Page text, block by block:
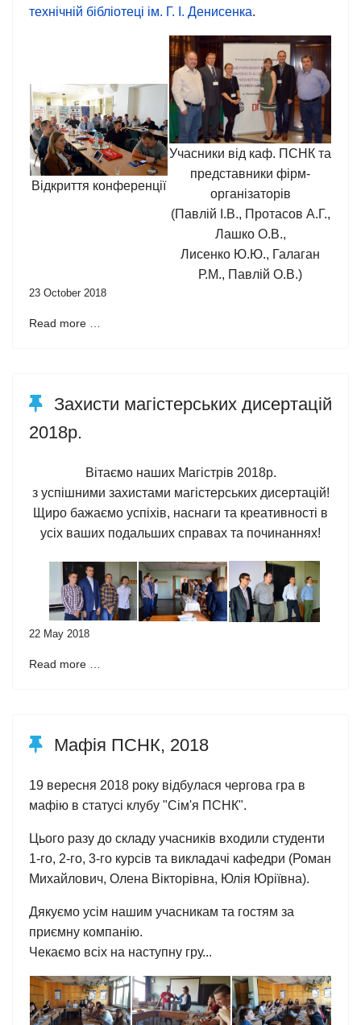
технічній бiблiотеці ім. Г. І. Денисенка.
Відкриття конференції
Учасники від каф. ПСНК та
представники фірм-
організаторів
(Павлій І.В., Протасов А.Г.,
Лашко О.В.,
Лисенко Ю.Ю., Галаган
Р.М., Павлій О.В.)
23 October 2018
Read more …
Захисти магістерських дисертацій
2018р.
Вітаємо наших Магістрів 2018р.
з успішними захистами магістерських дисертацій!
Щиро бажаємо успіхів, наснаги та креативності в
усіх ваших подальших справах та починаннях!
22 May 2018
Read more …
Мафія ПСНК, 2018
19 вересня 2018 року відбулася чергова гра в
мафію в статусі клубу "Сім'я ПСНК".
Цього разу до складу учасників входили студенти
1-го, 2-го, 3-го курсів та викладачі кафедри (Роман
Михайлович, Олена Вікторівна, Юлія Юріївна).
Дякуємо усім нашим учасникам та гостям за
приємну компанію.
Чекаємо всіх на наступну гру...